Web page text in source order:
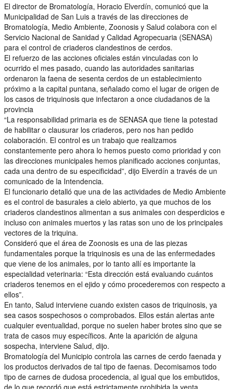
El director de Bromatología, Horacio Elverdín, comunicó que la
Municipalidad de San Luis a través de las direcciones de
Bromatología, Medio Ambiente, Zoonosis y Salud colabora con el
Servicio Nacional de Sanidad y Calidad Agropecuaria (SENASA)
para el control de criaderos clandestinos de cerdos.
El refuerzo de las acciones oficiales están vinculadas con lo
ocurrido el mes pasado, cuando las autoridades sanitarias
ordenaron la faena de sesenta cerdos de un establecimiento
próximo a la capital puntana, señalado como el lugar de origen de
los casos de triquinosis que infectaron a once ciudadanos de la
provincia
“La responsabilidad primaria es de SENASA que tiene la potestad
de habilitar o clausurar los criaderos, pero nos han pedido
colaboración. El control es un trabajo que realizamos
constantemente pero ahora lo hemos puesto como prioridad y con
las direcciones municipales hemos planificado acciones conjuntas,
cada una dentro de su especificidad”, dijo Elverdín a través de un
comunicado de la Intendencia.
El funcionario detalló que una de las actividades de Medio Ambiente
es el control de basurales a cielo abierto, ya que muchos de los
criaderos clandestinos alimentan a sus animales con desperdicios e
incluso con animales muertos y las ratas son uno de los principales
vectores de la triquina.
Consideró que el área de Zoonosis es una de las piezas
fundamentales porque la triquinosis es una de las enfermedades
que viene de los animales, por lo tanto allí es importante la
especialidad veterinaria: “Esta dirección está evaluando cuántos
criaderos tenemos en el ejido y cómo procederemos con respecto a
ellos”.
En tanto, Salud interviene cuando existen casos de triquinosis, ya
sea casos sospechosos o comprobados. Ellos están alertas ante
cualquier eventualidad, porque no suelen haber brotes sino que se
trata de casos muy específicos. Ante la aparición de alguna
sospecha, interviene Salud, dijo.
Bromatología del Municipio controla las carnes de cerdo faenada y
los productos derivados de tal tipo de faenas. Decomisamos todo
tipo de carnes de dudosa procedencia, al igual que los embutidos,
de lo que recordó que está estrictamente prohibida la venta